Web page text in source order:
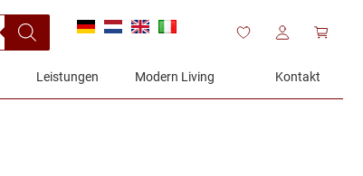
Leistungen Modern Living Kontakt